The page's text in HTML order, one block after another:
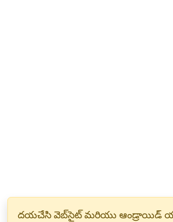
దయచేసి వెబ్‌సైట్ మరియు ఆండ్రాయిడ్